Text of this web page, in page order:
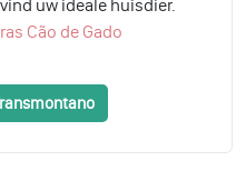
uw ideale huisdier.
Cão de Gado